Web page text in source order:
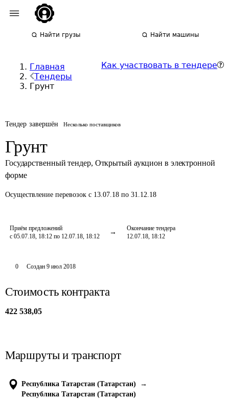
Найти грузы Найти машины
Главная
Тендеры
Грунт
Как участвовать в тендере
Тендер завершён Несколько поставщиков
Грунт
Государственный тендер, Открытый аукцион в электронной
форме
Осуществление перевозок с 13.07.18 по 31.12.18
Приём предложений
с 05.07.18, 18:12 по 12.07.18, 18:12
Окончание тендера
12.07.18, 18:12
0 Создан 9 июл 2018
Стоимость контракта
422 538,05
Маршруты и транспорт
Республика Татарстан (Татарстан)
→
Республика Татарстан (Татарстан)